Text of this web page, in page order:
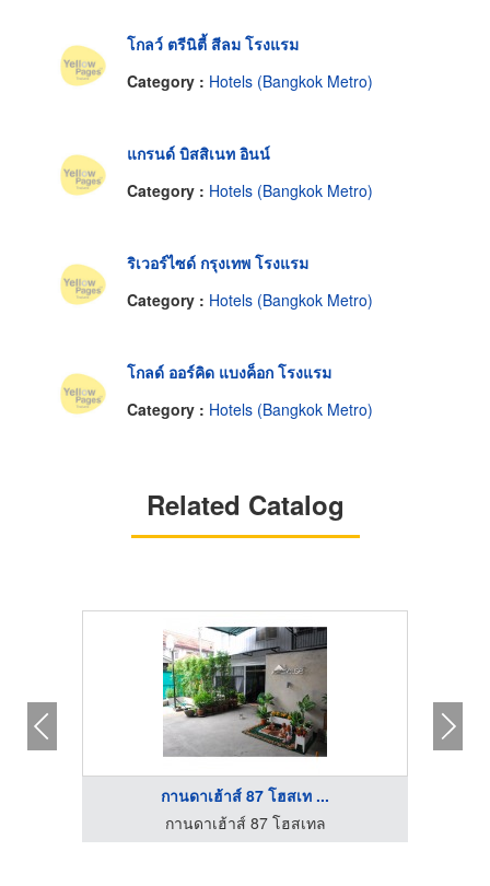
โกลว์ ตรีนิตี้ สีลม โรงแรม
Category : Hotels (Bangkok Metro)
แกรนด์ บิสสิเนท อินน์
Category : Hotels (Bangkok Metro)
ริเวอร์ไซด์ กรุงเทพ โรงแรม
Category : Hotels (Bangkok Metro)
โกลด์ ออร์คิด แบงค็อก โรงแรม
Category : Hotels (Bangkok Metro)
Related Catalog
กานดาเฮ้าส์ 87 โฮสเท ...
กานดาเฮ้าส์ 87 โฮสเทล